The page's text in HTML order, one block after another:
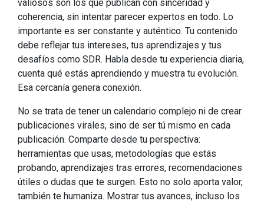
valiosos son los que publican con sinceridad y
coherencia, sin intentar parecer expertos en todo. Lo
importante es ser constante y auténtico. Tu contenido
debe reflejar tus intereses, tus aprendizajes y tus
desafíos como SDR. Habla desde tu experiencia diaria,
cuenta qué estás aprendiendo y muestra tu evolución.
Esa cercanía genera conexión.
No se trata de tener un calendario complejo ni de crear
publicaciones virales, sino de ser tú mismo en cada
publicación. Comparte desde tu perspectiva:
herramientas que usas, metodologías que estás
probando, aprendizajes tras errores, recomendaciones
útiles o dudas que te surgen. Esto no solo aporta valor,
también te humaniza. Mostrar tus avances, incluso los